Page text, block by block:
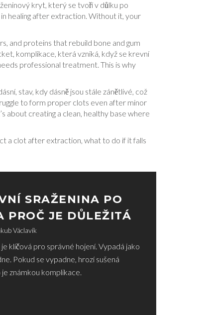
kryt, který se tvoří v důlku po
healing after extraction. Without it, your
and proteins that rebuild bone and gum
, komplikace, která vzniká, když se krevní
professional treatment. This is why
, stav, kdy dásně jsou stále zánětlivé, což
to form proper clots even after minor
about creating a clean, healthy base where
a clot after extraction, what to do if it falls
SRAŽENINA PO
PROČ JE DŮLEŽITÁ
Václavík
klíčová pro správné hojení. Vypadá jako
Pokud se vypadne, hrozí sušená
známkou komplikace.